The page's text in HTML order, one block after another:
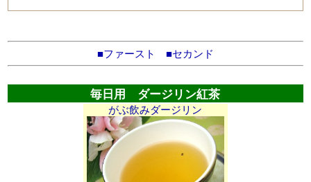
■ファースト ■セカンド
毎日用 ダージリン紅茶
がぶ飲みダージリン